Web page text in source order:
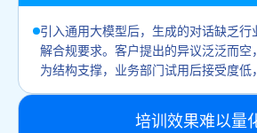
引入通用大模型后，生成的对话缺乏行
解合规要求。客户提出的异议泛泛而空
为结构支撑，业务部门试用后接受度低
培训效果难以量